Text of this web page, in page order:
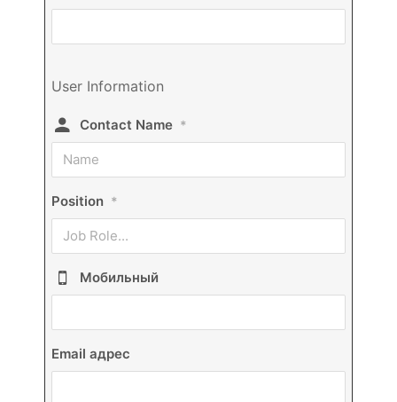
User Information
Contact Name *
Position *
Мобильный
Email адрес